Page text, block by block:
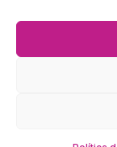
Política de